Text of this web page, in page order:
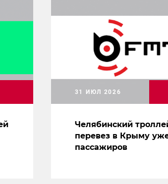
Челябинский
перевез в Крыму
пассажиров
31 ИЮЛ 2026